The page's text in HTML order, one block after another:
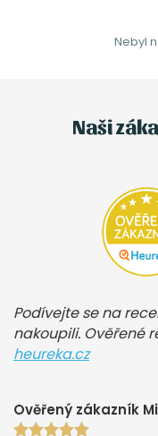
Nebyl
Naši
Podívejte se na
nakoupili. Ověřené
heureka.cz
Ověřený zákazník